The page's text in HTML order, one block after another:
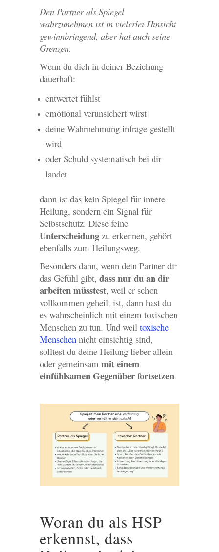
Den Partner als Spiegel
wahrzunehmen ist in vielerlei Hinsicht
gewinnbringend, aber hat auch seine
Grenzen.
Wenn du dich in deiner Beziehung
dauerhaft:
entwertet fühlst
emotional verunsichert wirst
deine Wahrnehmung infrage gestellt
wird
oder Schuld systematisch bei dir
landet
dann ist das kein Spiegel für innere
Heilung, sondern ein Signal für
Selbstschutz. Diese feine
Unterscheidungzu erkennen, gehört
ebenfalls zum Heilungsweg.
Besonders dann, wenn dein Partner dir
das Gefühl gibt, dass nur du an dir
arbeiten müsstest, weil er schon
vollkommen geheilt ist, dann hast du
es wahrscheinlich mit einem toxischen
Menschen zu tun. Und weil toxische
Menschen nicht einsichtig sind,
solltest du deine Heilung lieber allein
oder gemeinsam mit einem
einfühlsamen Gegenüber fortsetzen.
Woran du als HSP
erkennst, dass